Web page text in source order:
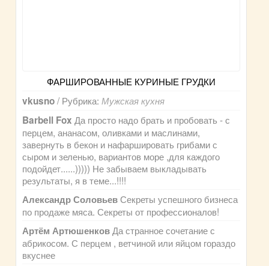
ФАРШИРОВАННЫЕ КУРИНЫЕ ГРУДКИ
vkusno/ Рубрика:Мужская кухня
Barbell Fox Да просто надо брать и пробовать - с
перцем, ананасом, оливками и маслинами,
завернуть в бекон и нафаршировать грибами с
сыром и зеленью, вариантов море ,для каждого
подойдет......))))) Не забываем выкладывать
результаты, я в теме...!!!!
Александр СоловьевСекреты успешного бизнеса
по продаже мяса. Секреты от профессионалов!
Артём Артюшенков Да странное сочетание с
абрикосом. С перцем , ветчиной или яйцом гораздо
вкуснее